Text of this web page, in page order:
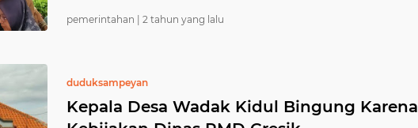
pemerintahan | 2 tahun yang lalu
duduksampeyan
Kepala Desa Wadak Kidul Bingung Karena